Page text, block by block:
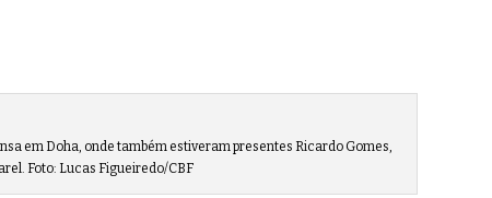
em Doha, onde também estiveram presentes Ricardo Gomes,
Foto: Lucas Figueiredo/CBF